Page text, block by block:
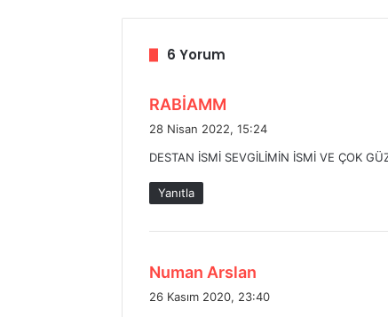
6 Yorum
RABİAMM
i
28 Nisan 2022, 15:24
DESTAN İSMİ SEVGİLİMİN İSMİ VE ÇOK
Yanıtla
Numan Arslan
26 Kasım 2020, 23:40